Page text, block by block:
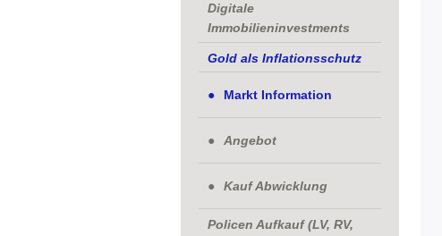
Digitale
Immobilieninvestments
Gold als Inflationsschutz
Markt Information
Angebot
Kauf Abwicklung
Policen Aufkauf (LV, RV,